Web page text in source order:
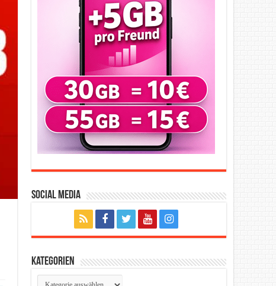
Social Media
Kategorien
Kategorien